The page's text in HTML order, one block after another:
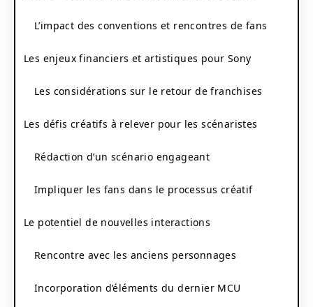
L’impact des conventions et rencontres de fans
Les enjeux financiers et artistiques pour Sony
Les considérations sur le retour de franchises
Les défis créatifs à relever pour les scénaristes
Rédaction d’un scénario engageant
Impliquer les fans dans le processus créatif
Le potentiel de nouvelles interactions
Rencontre avec les anciens personnages
Incorporation d’éléments du dernier MCU